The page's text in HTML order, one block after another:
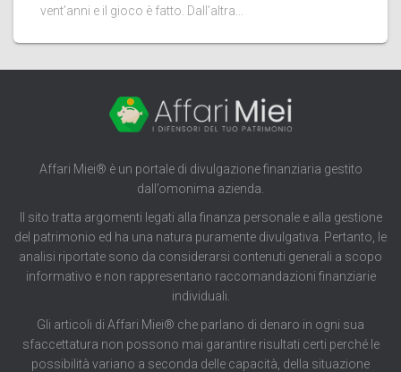
vent’anni e il gioco è fatto. Dall’altra...
Affari Miei® è un portale di divulgazione finanziaria gestito
dall’omonima azienda.
Il sito tratta argomenti legati alla finanza personale e alla gestione
del patrimonio ed ha una natura puramente divulgativa. Pertanto, le
analisi riportate sono da considerarsi contenuti generali a scopo
informativo e non rappresentano raccomandazioni finanziarie
individuali.
Gli articoli di Affari Miei® che parlano di denaro in ogni sua
sfaccettatura non possono mai garantire risultati certi perché le
possibilità variano a seconda delle capacità, della situazione